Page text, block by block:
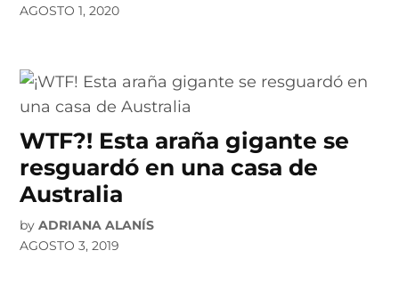
AGOSTO 1, 2020
WTF?! Esta araña gigante se
resguardó en una casa de
Australia
by ADRIANA ALANÍS
AGOSTO 3, 2019